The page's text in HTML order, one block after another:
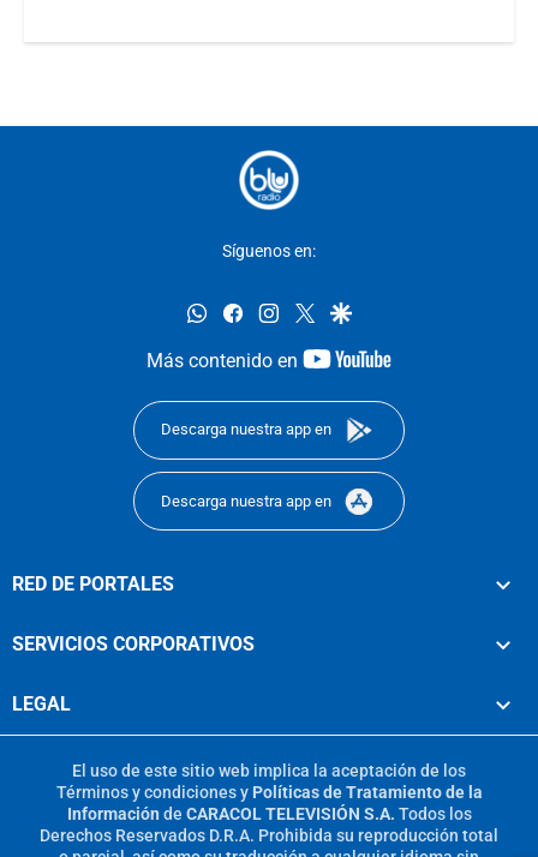
Síguenos en:
whatsappfacebookinstagram
twittergoogle
Más contenido en
youtube-
Descarga nuestra app en
Descarga nuestra app en
RED DE PORTALES
SERVICIOS CORPORATIVOS
LEGAL
El uso de este sitio web implica la aceptación de los
Términos y condicionesy Políticas de Tratamiento de la
Información de CARACOL TELEVISIÓN S.A. Todos los
Derechos Reservados D.R.A. Prohibida su reproducción total